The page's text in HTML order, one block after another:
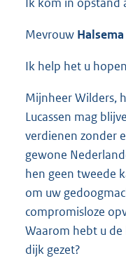
Mevrouw Halsema
Ik help het u
Mijnheer Wilders,
Lucassen mag
verdienen zonder
gewone
hen geen tweede
om uw
compromisloze
Waarom hebt u de
dijk gezet?